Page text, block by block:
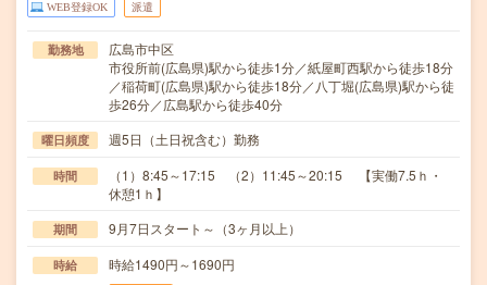
WEB登録OK 派遣
勤務地
広島市中区
市役所前(広島県)駅から徒歩1分／紙屋町西駅から徒歩18分
／稲荷町(広島県)駅から徒歩18分／八丁堀(広島県)駅から徒
歩26分／広島駅から徒歩40分
曜日頻度 週5日（土日祝含む）勤務
時間
（1）8:45～17:15 （2）11:45～20:15 【実働7.5ｈ・
休憩1ｈ】
期間 9月7日スタート～（3ヶ月以上）
時給 時給1490円～1690円